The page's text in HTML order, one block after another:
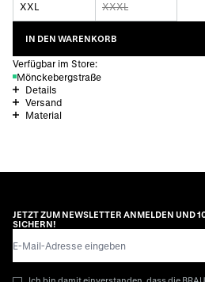
XXL XXXL
IN DEN WARENKORB
Verfügbar im Store:
Mönckebergstraße
Details
Versand
Material
JETZT ZUM NEWSLETTER ANMELDEN UND
SICHERN!
Ich bin damit einverstanden, dass die